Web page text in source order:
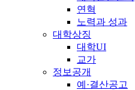
연혁
노력과 성과
대학상징
대학UI
교가
정보공개
예·결산공고